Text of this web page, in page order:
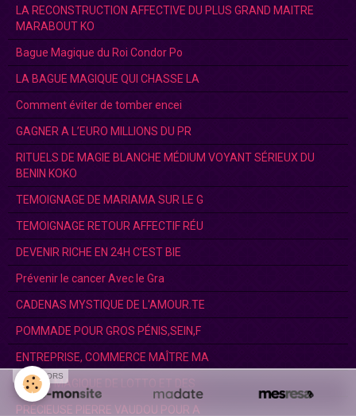
LA RECONSTRUCTION AFFECTIVE DU PLUS GRAND MAITRE
MARABOUT KO
Bague Magique du Roi Condor Po
LA BAGUE MAGIQUE QUI CHASSE LA
Comment éviter de tomber encei
GAGNER A L’EURO MILLIONS DU PR
RITUELS DE MAGIE BLANCHE MÉDIUM VOYANT SÉRIEUX DU
BENIN KOKO
TEMOIGNAGE DE MARIAMA SUR LE G
TEMOIGNAGE RETOUR AFFECTIF RÉU
DEVENIR RICHE EN 24H C’EST BIE
Prévenir le cancer Avec le Gra
CADENAS MYSTIQUE DE L'AMOUR.TE
POMMADE POUR GROS PÉNIS,SEIN,F
ENTREPRISE, COMMERCE MAÎTRE MA
BAGUE MAGIQUE DE LOTTO ET DES
PRÉCIEUSE PIERRE VAUDOU POUR A
SPONSORS